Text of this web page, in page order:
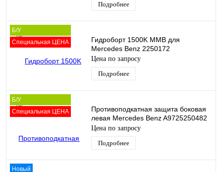
Подробнее
Б/У
Специальная ЦЕНА
Гидроборт 1500K ММВ для
Mercedes Benz 2250172
Цена по запросу
Подробнее
Б/У
Специальная ЦЕНА
Противоподкатная защита боковая
левая Mercedes Benz A9725250482
Цена по запросу
Подробнее
Новый